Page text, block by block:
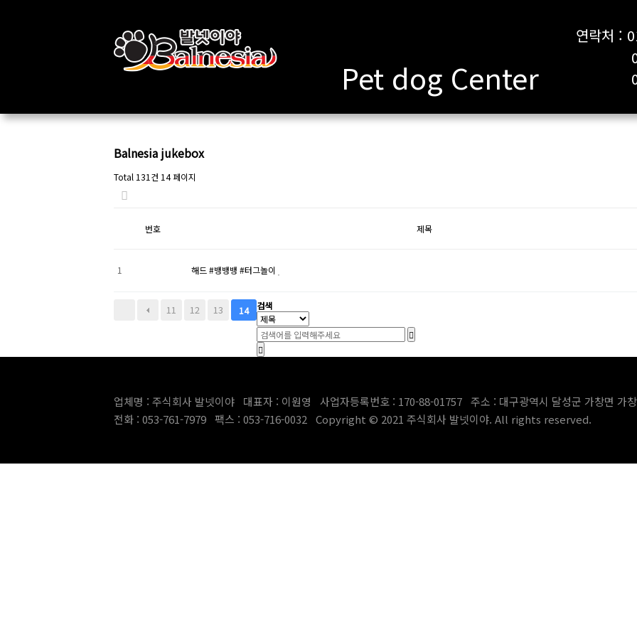
Pet dog Center
연락처 :
010-
053-
Balnesia jukebox
Total 131건 14 페이지
번호 제목
1 해드 #뱅뱅뱅 #터그놀이
11 12 13 14 검색
업체명 : 주식회사 발넷이야 대표자 : 이원영 사업자등록번호 : 170-88-01757 주소 : 대구광역시 달성군 가창면 가
전화 : 053-761-7979 팩스 : 053-716-0032 Copyright © 2021 주식회사 발넷이야. All rights reserved.